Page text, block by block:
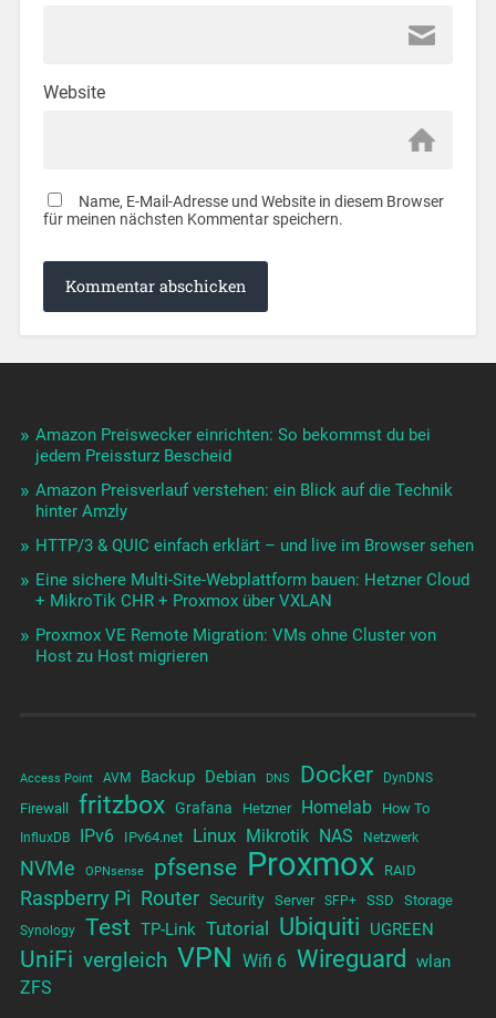
Website
Name, E-Mail-Adresse und Website in diesem Browser
für meinen nächsten Kommentar speichern.
Amazon Preiswecker einrichten: So bekommst du bei
jedem Preissturz Bescheid
Amazon Preisverlauf verstehen: ein Blick auf die Technik
hinter Amzly
HTTP/3 & QUIC einfach erklärt – und live im Browser sehen
Eine sichere Multi-Site-Webplattform bauen: Hetzner Cloud
+ MikroTik CHR + Proxmox über VXLAN
Proxmox VE Remote Migration: VMs ohne Cluster von
Host zu Host migrieren
Access Point AVM Backup Debian DNS Docker DynDNS
Firewall fritzbox Grafana Hetzner Homelab How To
InfluxDB IPv6 IPv64.net Linux Mikrotik NAS Netzwerk
NVMe OPNsense pfsense Proxmox RAID
Raspberry Pi Router Security Server SFP+ SSD Storage
Synology Test TP-Link Tutorial Ubiquiti UGREEN
UniFi vergleich VPN Wifi 6 Wireguard wlan
ZFS